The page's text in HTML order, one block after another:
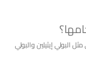
البولي إيثيلين والبولي